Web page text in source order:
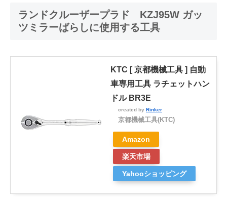
ランドクルーザープラド KZJ95W ガッ
ツミラーばらしに使用する工具
KTC [ 京都機械工具 ] 自動
車専用工具 ラチェットハン
ドル BR3E
created by Rinker
京都機械工具(KTC)
Amazon
楽天市場
Yahooショッピング